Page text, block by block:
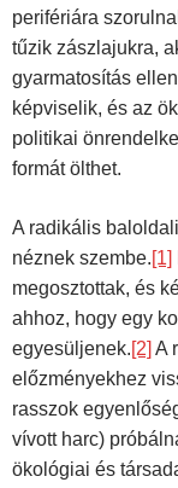
perifériára
tűzik zászlajukra,
gyarmatosítás
képviselik, és az
politikai
formát ölthet.
A radikális
néznek szembe.[1]
megosztottak, és
ahhoz, hogy egy
egyesüljenek.[2] A
előzményekhez
rasszok
vívott harc)
ökológiai és